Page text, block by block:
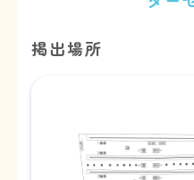
掲出場所